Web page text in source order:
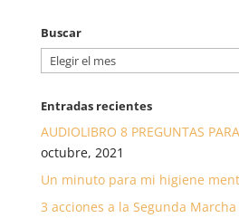
Buscar
Buscar
Entradas recientes
AUDIOLIBRO 8 PREGUNTAS
octubre, 2021
Un minuto para mi higiene
3 acciones a la Segunda